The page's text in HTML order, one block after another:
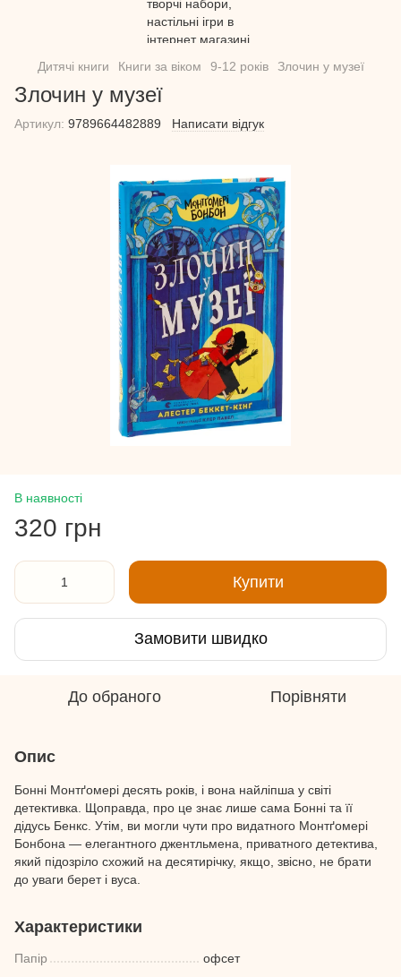
Дитячі книги Книги за віком 9-12 років Злочин у музеї
Злочин у музеї
Артикул: 9789664482889 Написати відгук
В наявності
320 грн
Купити
Замовити швидко
До обраного Порівняти
Опис
Бонні Монтґомері десять років, і вона найліпша у світі
детективка. Щоправда, про це знає лише сама Бонні та її
дідусь Бенкс. Утім, ви могли чути про видатного Монтґомері
Бонбона — елегантного джентльмена, приватного детектива,
який підозріло схожий на десятирічку, якщо, звісно, не брати
до уваги берет і вуса.
Характеристики
Папір офсет